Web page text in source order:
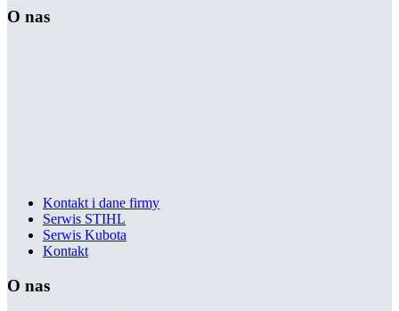
O nas
Kontakt i dane firmy
Serwis STIHL
Serwis Kubota
Kontakt
O nas